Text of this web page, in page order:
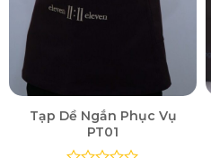
Tạp Dề Ngắn Phục Vụ
PT01